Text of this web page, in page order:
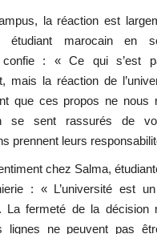
la réaction est
étudiant marocain en
confie : « Ce qui s’est
mais la réaction de
que ces propos ne nous
se sent rassurés de
prennent leurs
chez Salma,
: « L’université est
La fermeté de la décision
lignes ne peuvent pas